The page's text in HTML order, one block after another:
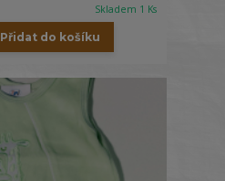
Skladem 1 Ks
Přidat do košíku